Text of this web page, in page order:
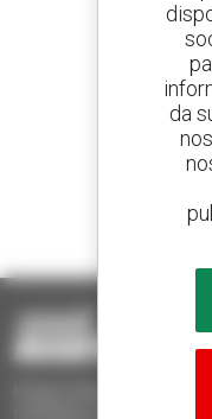
A
1 em
Invia le richieste a più
notifiche in base agli
da